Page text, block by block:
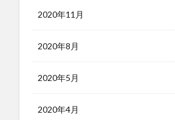
2020年11月
2020年8月
2020年5月
2020年4月